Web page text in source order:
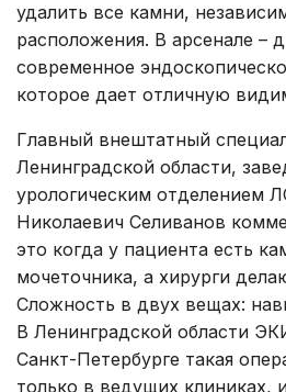
удалить все камни,
расположения. В арсенале –
современное
которое дает отличную
Главный внештатный
Ленинградской области,
урологическим отделением
Николаевич Селиванов
это когда у пациента есть
мочеточника, а хирурги
Сложность в двух вещах:
В Ленинградской области
Санкт-Петербурге такая
только в ведущих клиниках,